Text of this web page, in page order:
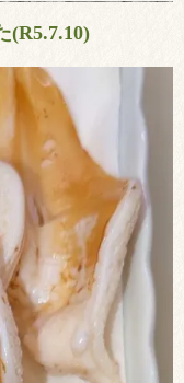
(R5.7.10)